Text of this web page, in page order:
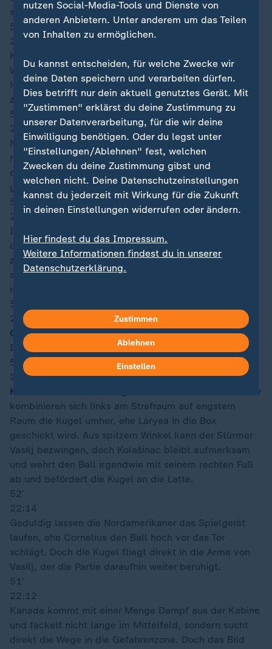
setzt der Abwehrmann jedoch deutlich über die Latte.
58′
22:20
Kolašinac zieht aus dem linken Mittelfeld mit großer
Wucht einen Flankenball vor den Kasten der
Hausherren, wo sich Crépeau mit den Fäusten sicher
zeigt und die Kugel zur Ecke abwehren kann.
56′
22:19
Nach sehr munteren Minuten beruhigt sich die Partie
nun wieder etwas. Es ist bitter für die Nordamerikaner,
dass der mittlerweile verdiente Ausgleich noch nicht
gefallen ist.
54′
22:18
In der Folge ist plötzlich Ermedin Demirović auf und
davon. Frei am Strafraum zögert der Stuttgarter aber
zu lange und kann somit keinen sauberen Abschluss
setzen. Ärgerlich für die Bosnier, denn normalerweise
ist der Stürmer dabei eine Bank.
53′
22:14
Gelbe Karte für Luc De Fougerolles (Kanada)
Im Gegenzug packt der Kanadier zum taktischen Foul.
53′
22:14
Kolašinac wehrt den Ausgleichstreffer ab!
Die Kanadier
kombinieren sich links am Strafraum auf engstem
Raum die Kugel umher, ehe Laryea in die Box
geschickt wird. Aus spitzem Winkel kann der Stürmer
Vasilj bezwingen, doch Kolašinac bleibt aufmerksam
und wehrt den Ball irgendwie mit seinem rechten Fuß
ab und befördert die Kugel an die Latte.
52′
22:14
Geduldig lassen die Nordamerikaner das Spielgerät
laufen, ehe Cornelius den Ball hoch vor das Tor
schlägt. Doch die Kugel fliegt direkt in die Arme von
Vasilj, der die Partie daraufhin weiter beruhigt.
51′
22:12
Kanada kommt mit einer Menge Dampf aus der Kabine
und fackelt nicht lange im Mittelfeld, sondern sucht
direkt die Wege in die Gefahrenzone. Doch das Bild
nutzen Social-Media-Tools und Dienste von
anderen Anbietern. Unter anderem um das Teilen
von Inhalten zu ermöglichen.
Du kannst entscheiden, für welche Zwecke wir
deine Daten speichern und verarbeiten dürfen.
Dies betrifft nur dein aktuell genutztes Gerät. Mit
"Zustimmen" erklärst du deine Zustimmung zu
unserer Datenverarbeitung, für die wir deine
Einwilligung benötigen. Oder du legst unter
"Einstellungen/Ablehnen" fest, welchen
Zwecken du deine Zustimmung gibst und
welchen nicht. Deine Datenschutzeinstellungen
kannst du jederzeit mit Wirkung für die Zukunft
in deinen Einstellungen widerrufen oder ändern.
Hier findest du das Impressum.
Weitere Informationen findest du in unserer
Datenschutzerklärung.
Zustimmen
Ablehnen
Einstellen